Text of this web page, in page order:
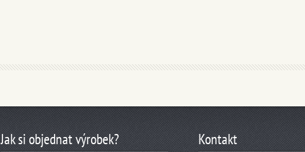
Jak si objednat výrobek? Kontakt